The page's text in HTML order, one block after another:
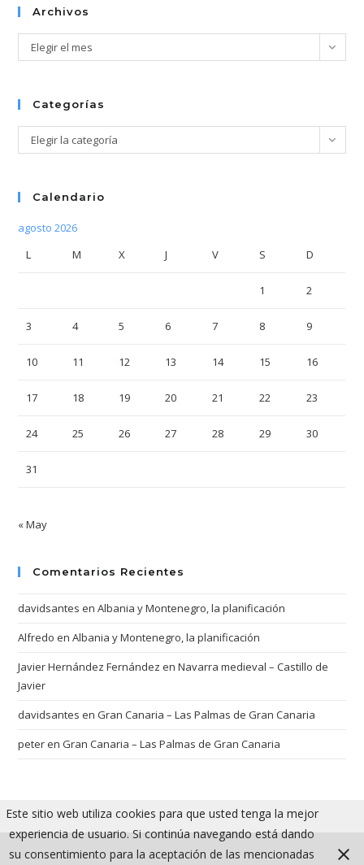
el
Archivos
Archivos
Elegir el mes
Categorías
Categorías
Elegir la categoría
Calendario
agosto 2026
L
M X J V S D
1 2
3 4 5 6 7 8 9
10 11 12 13 14 15 16
17 18 19 20 21 22 23
24 25 26 27 28 29 30
31
« May
Comentarios Recientes
davidsantes enAlbania y Montenegro, la planificación
Alfredo enAlbania y Montenegro, la planificación
Javier Hernández Fernández enNavarra medieval – Castillo de
Javier
davidsantes enGran Canaria – Las Palmas de Gran Canaria
peterenGran Canaria – Las Palmas de Gran Canaria
Este sitio web utiliza cookies para que usted tenga la mejor
experiencia de usuario. Si continúa navegando está dando
su consentimiento para la aceptación de las mencionadas